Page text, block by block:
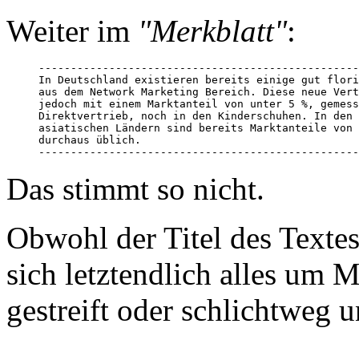
Weiter im "Merkblatt":
In Deutschland existieren bereits einige gut
aus dem Network Marketing Bereich. Diese neue
jedoch mit einem Marktanteil von unter 5 %,
Direktvertrieb, noch in den Kinderschuhen. In den
asiatischen Ländern sind bereits Marktanteile
durchaus üblich.
Das stimmt so nicht.
Obwohl der Titel des
sich letztendlich alles um
gestreift oder schlichtweg